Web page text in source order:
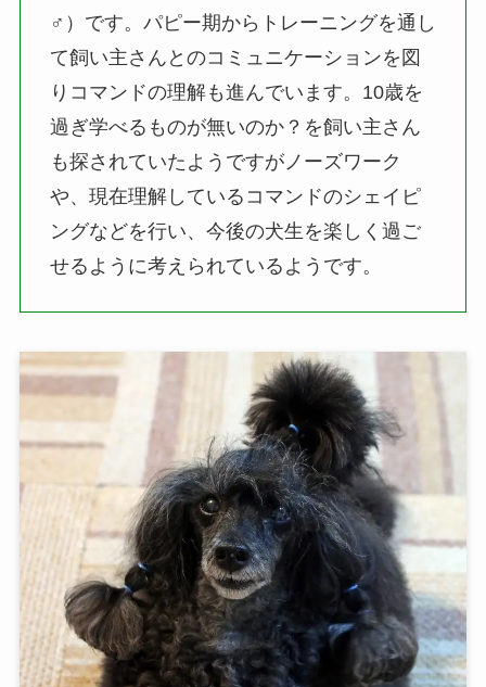
♂）です。パピー期からトレーニングを通し
て飼い主さんとのコミュニケーションを図
りコマンドの理解も進んでいます。10歳を
過ぎ学べるものが無いのか？を飼い主さん
も探されていたようですがノーズワーク
や、現在理解しているコマンドのシェイピ
ングなどを行い、今後の犬生を楽しく過ご
せるように考えられているようです。